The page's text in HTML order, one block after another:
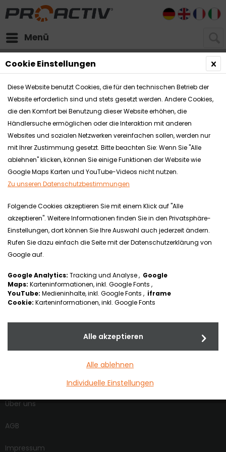
Menü
DE EN FR
Händlerbereich Fachhandels-Dokumente Download
Fachhandels-Dokumente Download
Zum Lesen und/oder Ausdrucken unserer Dokumente
benötigen Sie den frei erhältlichen Adobe Acrobat Reader.
Kostenloser Download Adobe Acrobat Reader Dokumente
rund um unsere Produkte wie...
mehr erfahren »
Kundenzufriedenheit
Organisation
Spezielle Fachhandelsinformationen zu Produkten
INFORMATIONEN
Über uns
AGB
Impressum
Cookie Einstellungen
Diese Website benutzt Cookies, die für den technischen Betrieb der
Website erforderlich sind und stets gesetzt werden. Andere Cookies,
die den Komfort bei Benutzung dieser Website erhöhen, die
Händlersuche ermöglichen oder die Interaktion mit anderen
Websites und sozialen Netzwerken vereinfachen sollen, werden nur
mit Ihrer Zustimmung gesetzt. Bitte beachten Sie: Wenn Sie "Alle
ablehnen" klicken, können Sie einige Funktionen der Website wie
Google Maps Karten und YouTube-Videos nicht nutzen.
Zu unseren Datenschutzbestimmungen
Folgende Cookies akzeptieren Sie mit einem Klick auf "Alle
akzeptieren". Weitere Informationen finden Sie in den Privatsphäre-
Einstellungen, dort können Sie Ihre Auswahl auch jederzeit ändern.
Rufen Sie dazu einfach die Seite mit der Datenschutzerklärung von
Google auf.
Google Analytics: Tracking und Analyse , Google
Maps: Karteninformationen, inkl. Google Fonts ,
YouTube: Medieninhalte, inkl. Google Fonts , iframe
Cookie: Karteninformationen, inkl. Google Fonts
Individuelle Einstellungen
Alle ablehnen
Alle akzeptieren